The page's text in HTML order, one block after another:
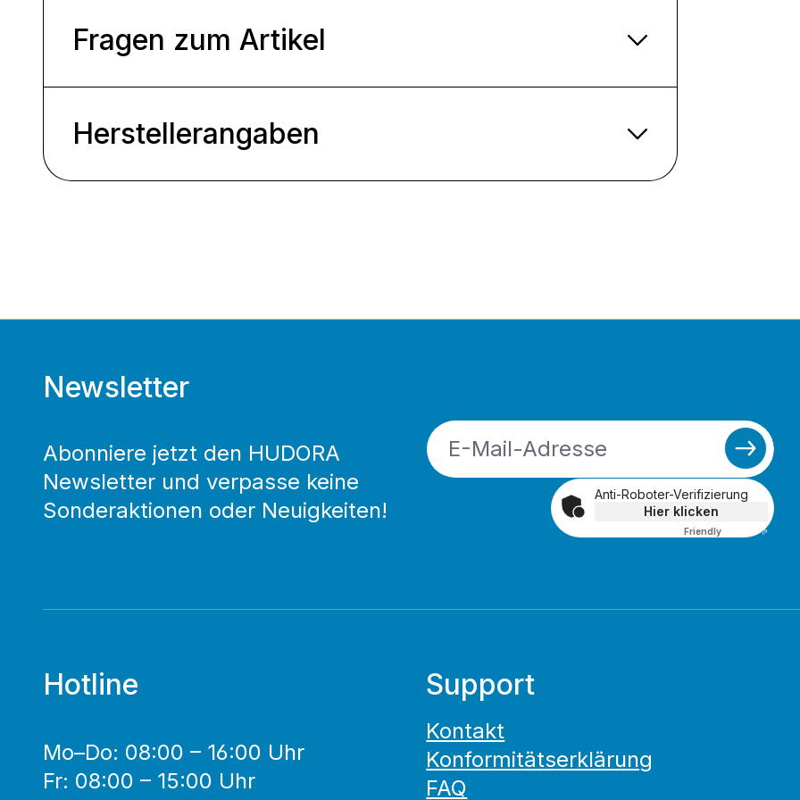
Fragen zum Artikel
Herstellerangaben
Newsletter
Abonniere jetzt den HUDORA
Newsletter und verpasse keine
Sonderaktionen oder Neuigkeiten!
Anti-Roboter-Verifizierung
Hier klicken
FriendlyCaptcha ⇗
Hotline
Mo–Do: 08:00 – 16:00 Uhr
Fr: 08:00 – 15:00 Uhr
Support
Kontakt
Konformitätserklärung
FAQ